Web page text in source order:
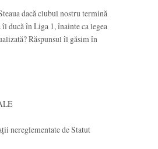
dacă clubul nostru termină
îl ducă în Liga 1, înainte ca legea
Răspunsul îl găsim în
nereglementate de Statut